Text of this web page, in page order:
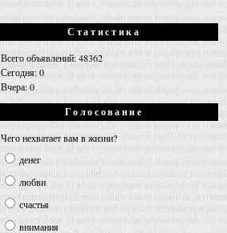
Статистика
Всего объявлений: 48362
Сегодня: 0
Вчера: 0
Голосование
Чего нехватает вам в жизни?
денег
любви
счастья
внимания